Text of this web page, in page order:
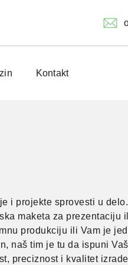
Kontakt
i projekte sprovesti u
maketa za prezentaciju
produkciju ili Vam je
naš tim je tu da ispuni
preciznost i kvalitet